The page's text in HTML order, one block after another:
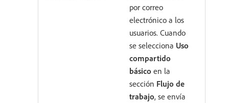
por correo
electrónico a los
usuarios. Cuando
se selecciona Uso
compartido
básico en la
sección Flujo de
trabajo, se envía